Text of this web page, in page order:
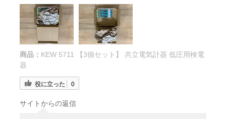
商品： KEW 5711 【3個セット】 共立電気計器 低圧用検電
器
役に立った 0
サイトからの返信